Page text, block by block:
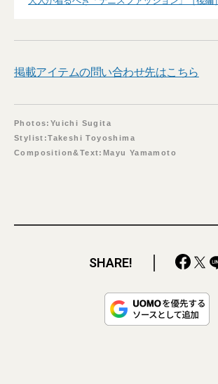
掲載アイテムの問い合わせ先はこちら
Photos:Yuichi Sugita
Stylist:Takeshi Toyoshima
Composition&Text:Mayu Yamamoto
SHARE!